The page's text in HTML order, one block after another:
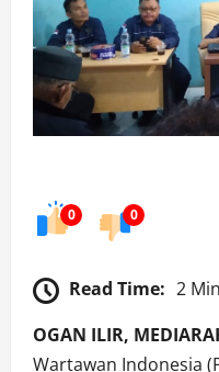
0 0
Read Time: 2
OGAN ILIR,
Wartawan Indonesia